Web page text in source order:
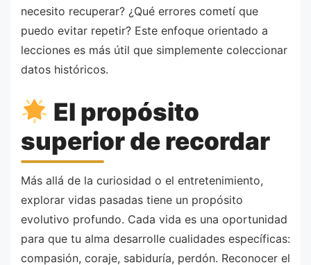
necesito recuperar? ¿Qué errores cometí que
puedo evitar repetir? Este enfoque orientado a
lecciones es más útil que simplemente coleccionar
datos históricos.
El propósito
superior de recordar
Más allá de la curiosidad o el entretenimiento,
explorar vidas pasadas tiene un propósito
evolutivo profundo. Cada vida es una oportunidad
para que tu alma desarrolle cualidades específicas:
compasión, coraje, sabiduría, perdón. Reconocer el